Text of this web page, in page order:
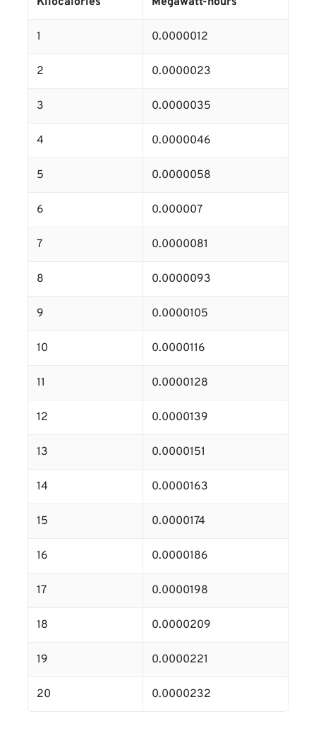
1 0.0000012
2 0.0000023
3 0.0000035
4 0.0000046
5 0.0000058
6 0.000007
7 0.0000081
8 0.0000093
9 0.0000105
10 0.0000116
11 0.0000128
12 0.0000139
13 0.0000151
14 0.0000163
15 0.0000174
16 0.0000186
17 0.0000198
18 0.0000209
19 0.0000221
20 0.0000232